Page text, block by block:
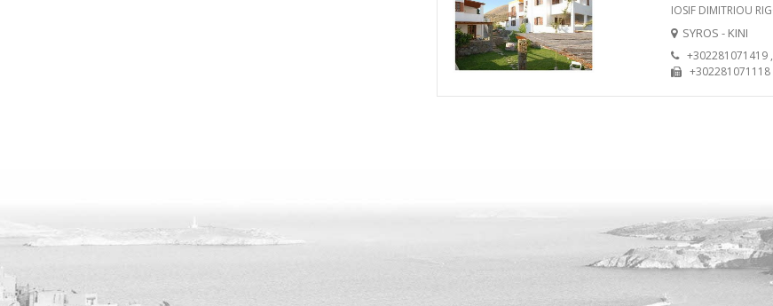
IOSIF DIMITRIOU
SYROS - KINI
+302281071419
+302281071118